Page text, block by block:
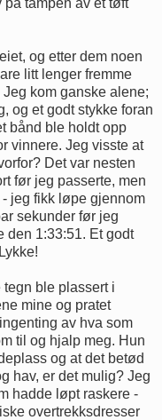
og etter dem noen
litt lenger fremme
kom ganske alene;
og et godt stykke foran
bånd ble holdt opp
vinnere. Jeg visste at
Det var nesten
før jeg passerte, men
jeg fikk løpe gjennom
sekunder før jeg
den 1:33:51. Et godt
ble plassert i
mine og pratet
av hva som
til og hjalp meg. Hun
og at det betød
hav, er det mulig? Jeg
hadde løpt raskere -
overtrekksdresser